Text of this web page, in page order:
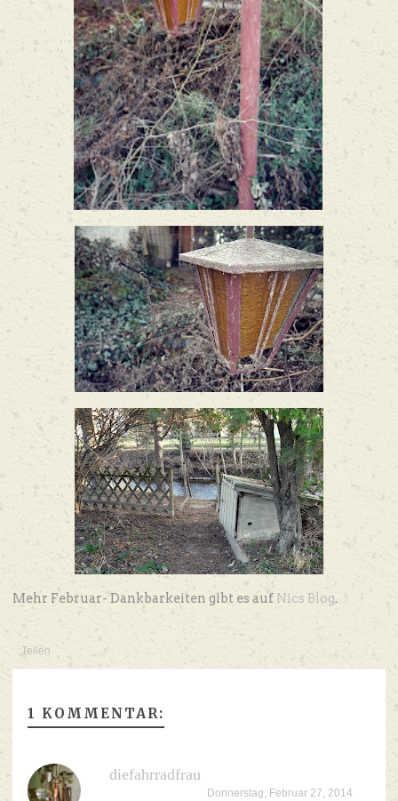
Mehr Februar- Dankbarkeiten gibt es auf Nics Blog.
Teilen
1 KOMMENTAR:
diefahrradfrau
Donnerstag, Februar 27, 2014